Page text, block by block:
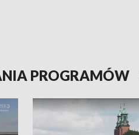
PROGRAMÓW